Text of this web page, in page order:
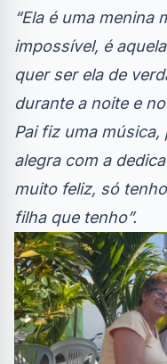
“Ela é uma menina
impossível, é
quer ser ela de
durante a noite e
Pai fiz uma
alegra com a
muito feliz, só
filha que tenho”.